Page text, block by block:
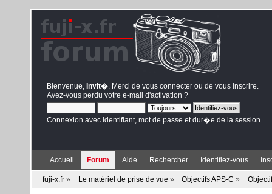
Bienvenue, Invit� . Merci de vous connecter ou de vous inscrire
Avez-vous perdu votre e-mail d'activation ?
Connexion avec identifiant, mot de passe et dur�e de la session
Accueil Forum Aide Rechercher Identifiez-vous
fuji-x.fr » Le matériel de prise de vue » Objectifs APS-C »